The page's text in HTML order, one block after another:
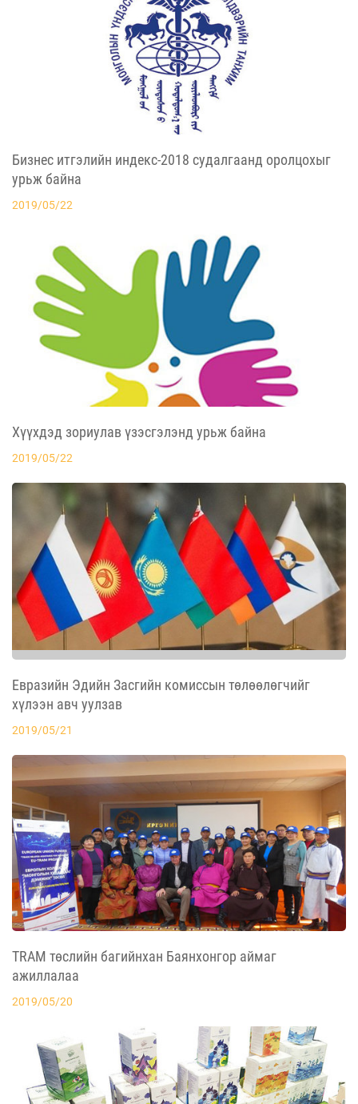
Бизнес итгэлийн индекс-2018 судалгаанд оролцохыг
урьж байна
2019/05/22
Хүүхдэд зориулав үзэсгэлэнд урьж байна
2019/05/22
Евразийн Эдийн Засгийн комиссын төлөөлөгчийг
хүлээн авч уулзав
2019/05/21
TRAM төслийн багийнхан Баянхонгор аймаг
ажиллалаа
2019/05/20